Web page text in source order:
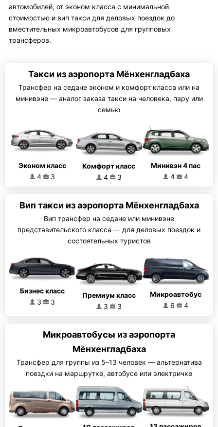
автомобилей, от эконом класса с минимальной
стоимостью и вип такси для деловых поездок до
вместительных микроавтобусов для групповых
трансферов.
Такси из аэропорта Мёнхенгладбаха
Трансфер на седане эконом и комфорт класса или на
минивэне — аналог заказа такси на человека, пару или
семью
Эконом класс
4
3
Комфорт класс
4
3
Минивэн 4 пас
4
4
Вип такси из аэропорта Мёнхенгладбаха
Вип трансфер на седане или минивэне
представительского класса — для деловых поездок и
состоятельных туристов
Бизнес класс
3
3
Премиум класс
3
3
Микроавтобус
6
4
Микроавтобусы из аэропорта
Мёнхенгладбаха
Трансфер для группы из 5–13 человек — альтернатива
поездки на маршрутке, автобусе или электричке